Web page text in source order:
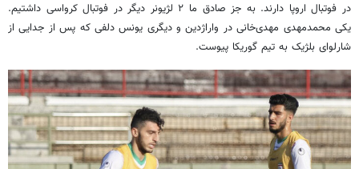
در فوتبال اروپا دارند. به جز صادق ما ۲ لژیونر دیگر در فوتبال کرواسی داشتیم.
یکی محمدمهدی مهدی‌خانی در واراژدین و دیگری یونس دلفی که پس از جدایی از
شارلوای بلژیک به تیم گوریکا پیوست.